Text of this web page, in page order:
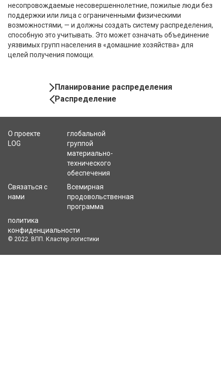
несопровождаемые несовершеннолетние, пожилые люди без
поддержки или лица с ограниченными физическими
возможностями, — и должны создать систему распределения,
способную это учитывать. Это может означать объединение
уязвимых групп населения в «домашние хозяйства» для
целей получения помощи.
Book
Navigation
Распределение
Планирование распределения
О проекте
LOG
глобальной
группой
материально-
технического
обеспечения
Связаться с
нами
Всемирная
продовольственная
программа
политика
конфиденциальности
© 2022. ВПП. Кластер логистики